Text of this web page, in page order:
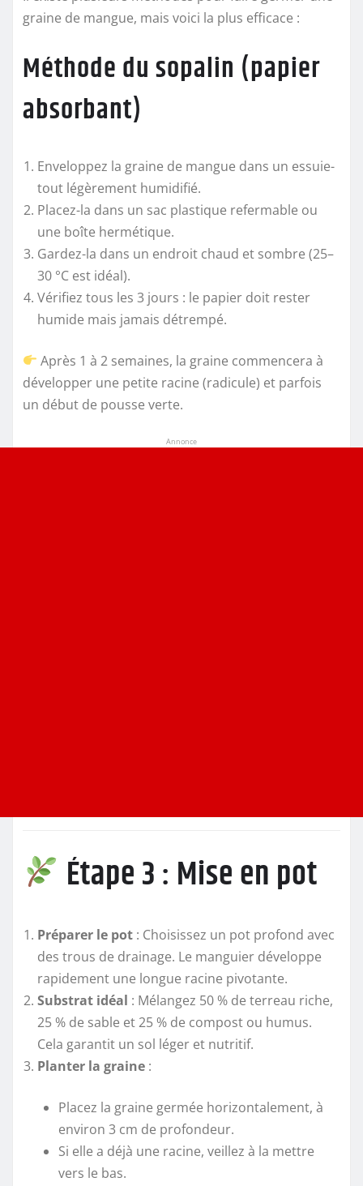
graine de mangue, mais voici la plus efficace :
Méthode du sopalin (papier
absorbant)
Enveloppez la graine de mangue dans un essuie-
tout légèrement humidifié.
Placez-la dans un sac plastique refermable ou
une boîte hermétique.
Gardez-la dans un endroit chaud et sombre (25–
30 °C est idéal).
Vérifiez tous les 3 jours : le papier doit rester
humide mais jamais détrempé.
Après 1 à 2 semaines, la graine commencera à
développer une petite racine (radicule) et parfois
un début de pousse verte.
Annonce
Étape 3 : Mise en pot
Préparer le pot : Choisissez un pot profond avec
des trous de drainage. Le manguier développe
rapidement une longue racine pivotante.
Substrat idéal : Mélangez 50 % de terreau riche,
25 % de sable et 25 % de compost ou humus.
Cela garantit un sol léger et nutritif.
Planter la graine :
Placez la graine germée horizontalement, à
environ 3 cm de profondeur.
Si elle a déjà une racine, veillez à la mettre
vers le bas.